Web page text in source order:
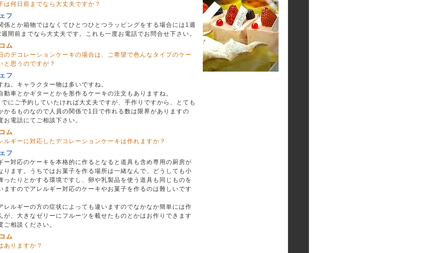
は何日前までなら大丈夫ですか？
フ
係とか箱物ではなくてひとつひとつラッピングをする場合には1週
間前までなら大丈夫です。これも一度お電話でお問合せ下さい。
ム
のデコレーションケーキの場合は、ご希望で色んなタイプのケー
と思うのですが？
フ
ね。キャラクター物は多いですね。
動車とかギターとかを形作るケーキの注文もありますね。
にご予約していたければ大丈夫ですが、手作りですから、とても
かるものなので人員の関係で1日で作れる数は限界がありますの
お電話にてご相談下さい。
ム
ルギーに対応したデコレーションケーキは作れますか？
フ
ー対応のケーキを本格的に作るとなると道具も含め専用の厨房が
ります。うちではお菓子を作る場所は一緒なんで、どうしても小
ったりとかする環境ですし、卵や乳製品を使う道具も同じものを
ますのでアレルギー対応のケーキやお菓子を作るのは難しいです
レルギーの方の症状によっても違いますのでなかなか簡単には作
が、大きなゼリーにフルーツを載せたものとかはお作りできます
ご相談ください。
ム
ありますか？